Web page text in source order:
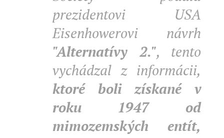
prezidentovi USA
Eisenhowerovi návrh
"Alternatívy 2.", tento
vychádzal z informácii,
ktoré boli získané v
roku 1947 od
mimozemských entít,